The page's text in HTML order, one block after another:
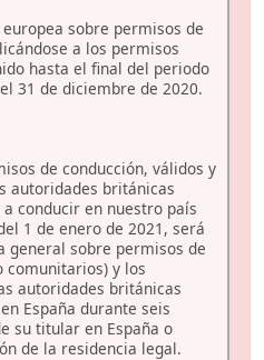
sobre permisos de
a los permisos
hasta el final del periodo
31 de diciembre de 2020.
de conducción, válidos y
autoridades británicas
conducir en nuestro país
1 de enero de 2021, será
general sobre permisos de
comunitarios) y los
autoridades británicas
España durante seis
su titular en España o
de la residencia legal.